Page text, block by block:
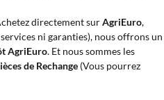
directement surAgriEuro,
ni garanties), nous offrons un
AgriEuro. Et nous sommes les
de Rechange (Vous pourrez